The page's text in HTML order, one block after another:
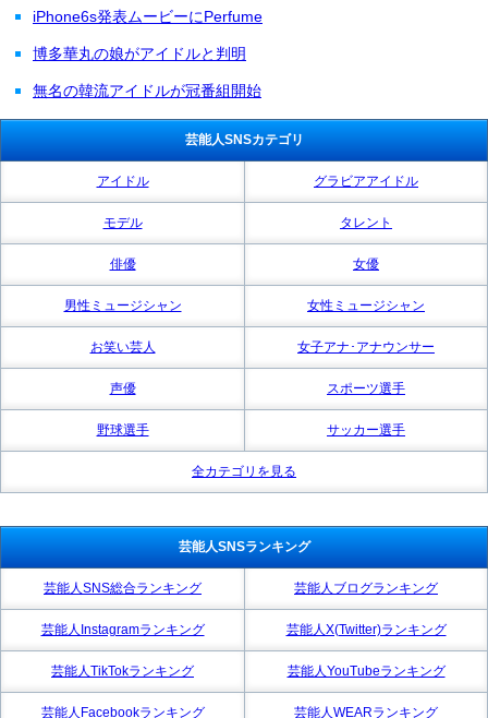
iPhone6s発表ムービーにPerfume
博多華丸の娘がアイドルと判明
無名の韓流アイドルが冠番組開始
芸能人SNSカテゴリ
アイドル グラビアアイドル
モデル タレント
俳優 女優
男性ミュージシャン 女性ミュージシャン
お笑い芸人 女子アナ･アナウンサー
声優 スポーツ選手
野球選手 サッカー選手
全カテゴリを見る
芸能人SNSランキング
芸能人SNS総合ランキング 芸能人ブログランキング
芸能人Instagramランキング 芸能人X(Twitter)ランキング
芸能人TikTokランキング 芸能人YouTubeランキング
芸能人Facebookランキング 芸能人WEARランキング